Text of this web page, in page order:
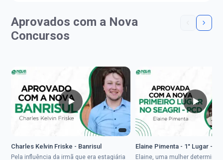
Aprovados com a Nova
Concursos
Charles Kelvin Friske - Banrisul
Pela influência da irmã que era estagiária
Elaine Pimenta - 1° Lugar -
Elaine, uma mulher